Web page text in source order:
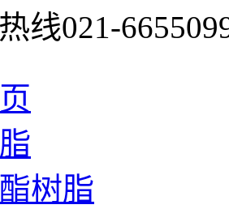
线021-
树脂